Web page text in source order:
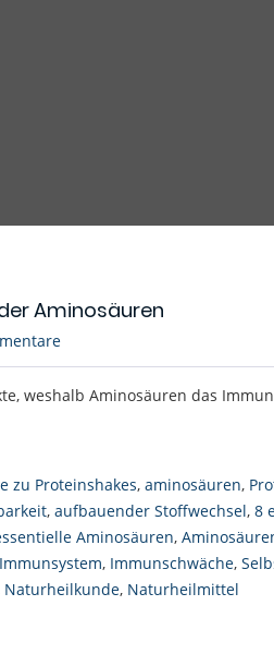
Aminosäuren
weshalb Aminosäuren das
zu Proteinshakes, aminosäuren,
, aufbauender Stoffwechsel, 8
Aminosäuren,
Immunsystem, Immunschwäche,
Naturheilkunde, Naturheilmittel